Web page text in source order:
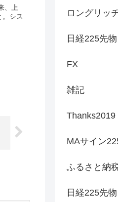
、上
シス
ロングリッ
日経225先
FX
雑記
Thanks2019
MAサイン
ふるさと納
日経225先